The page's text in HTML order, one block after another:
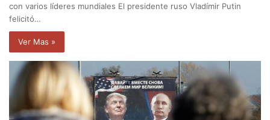
con varios líderes mundiales El presidente ruso Vladímir Putin
felicitó…
Ver Mas »